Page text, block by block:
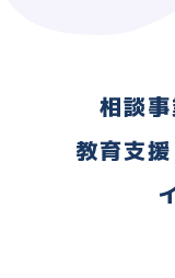
相談事
教育支援